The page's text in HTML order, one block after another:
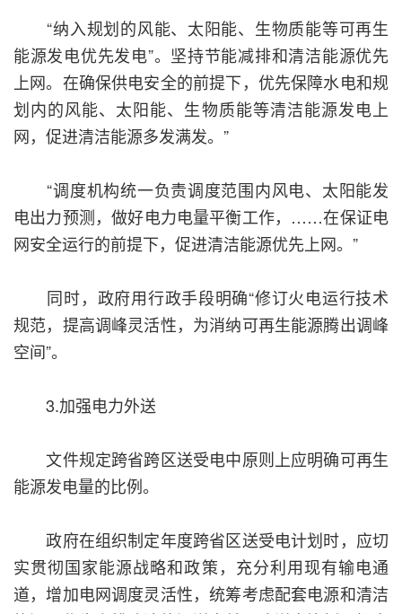
“纳入规划的风能、太阳能、生物质能等可再生
能源发电优先发电”。坚持节能减排和清洁能源优先
上网。在确保供电安全的前提下，优先保障水电和规
划内的风能、太阳能、生物质能等清洁能源发电上
网，促进清洁能源多发满发。”
“调度机构统一负责调度范围内风电、太阳能发
电出力预测，做好电力电量平衡工作，……在保证电
网安全运行的前提下，促进清洁能源优先上网。”
同时，政府用行政手段明确“修订火电运行技术
规范，提高调峰灵活性，为消纳可再生能源腾出调峰
空间”。
3.加强电力外送
文件规定跨省跨区送受电中原则上应明确可再生
能源发电量的比例。
政府在组织制定年度跨省区送受电计划时，应切
实贯彻国家能源战略和政策，充分利用现有输电通
道，增加电网调度灵活性，统筹考虑配套电源和清洁